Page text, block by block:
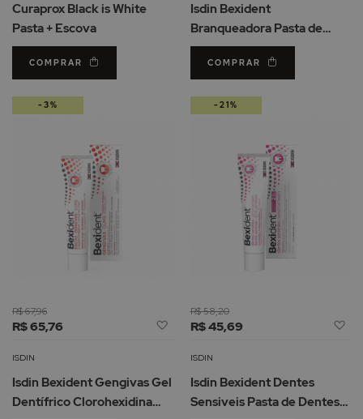
Desejos
Curaprox Black is White
Pasta + Escova
COMPRAR
Isdin Bexident
Branqueadora Pasta de
Dentes 125ml
COMPRAR
R$ 65,76
R$ 67,96
Adicionar
Lista
Desejos
ISDIN
Isdin Bexident Gengivas Gel
Dentífrico Clorohexidina
-3%
R$ 45,69
R$ 58,20
ISDIN
Isdin Bexident Dentes
Sensiveis Pasta de Dentes
-21%